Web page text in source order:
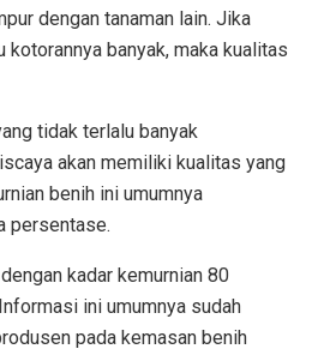
dengan tanaman lain. Jika
kotorannya banyak, maka kualitas
tidak terlalu banyak
akan memiliki kualitas yang
benih ini umumnya
persentase.
kadar kemurnian 80
ini umumnya sudah
pada kemasan benih